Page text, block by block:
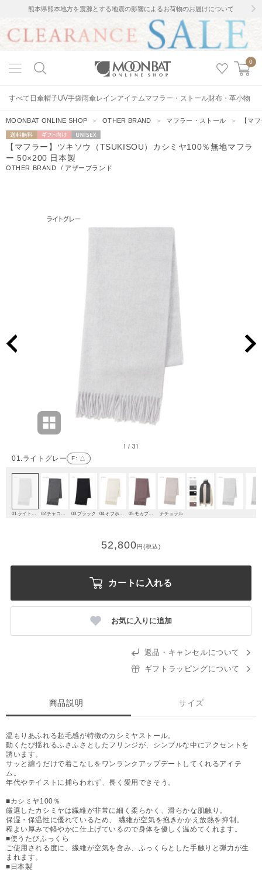
熊本県熊本地方を震源とする地震の影響によるお荷物のお届けについて
0
すべて 日傘帽子UV手袋雨傘レインアイテムマフラー・ストール財布・革小物
MOONBAT ONLINE SHOP ＞OTHER BRAND ＞ マフラー・ストール ＞ 【マ
送料無料 ギフト向
け
UNISEX
【マフラー】ツキソウ（TSUKISOU）カシミヤ100％無地マフラ
ー 50×200 日本製
OTHER BRAND / アザーブランド
01.ライトグレー F: △
1 /31
03.ブラック ナチュラル
52,800円(税込)
カートに入れる
お気に入りに追加
返品・キャンセルについて
ギフトラッピングについて
商品説明 サイズ
温もりあふれる起毛感が特徴のカシミヤストール。
動くたび揺れるふさふさとしたフリンジが、シンプルな中にアクセントを
誘います。
サッと纏うだけで着こなしをワンランクアップデートしてくれるアイテ
ム。
年代やテイストに捕らわれず、長く愛用できそう。
■カシミヤ100％
厳選したカシミヤは繊維が非常に細く柔らかく、滑らかな肌触り。
保湿・保温性に優れているため、 繊維が空気を抱きかかえ放熱を抑制。
程よい厚みで軽やかに仕上げているので身体を優しく温めてくれます。
■使うたびふっくら
ご使用される度に、繊維が空気を含み、ふっくらとした手触りと弾力が生
まれます。
■日本製